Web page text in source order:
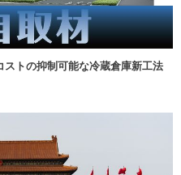
ストの抑制可能な冷蔵倉庫新工法